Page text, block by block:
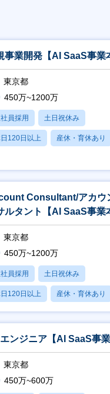
事業開発【AI SaaS事業
東京都
450万~1200万
員採用 土日祝休み
120日以上 産休・育休あり
Consultant/アカウ
ルタント【AI SaaS事業
東京都
450万~1200万
員採用 土日祝休み
120日以上 産休・育休あり
あり
ンジニア【AI SaaS事業
東京都
450万~600万